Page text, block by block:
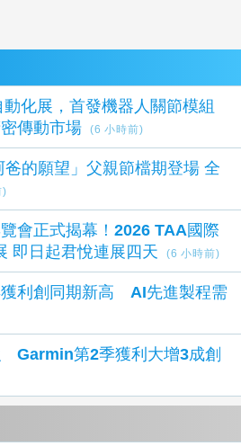
化展，首發機器人關節模組
傳動市場
(6 小時前)
的願望」父親節檔期登場 全
)
會正式揭幕！2026 TAA國際
即日起君悅連展四天
(6 小時前)
獲利創同期新高 AI先進製程需
Garmin第2季獲利大增3成創